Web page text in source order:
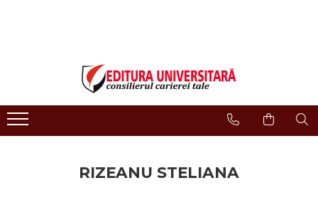
COLECȚII DE CARTE
RELIGIE ȘI FILOSOFIE
ARTE - MULTIMEDIA
SOCIOLOGIE ȘI ȘTIINȚELE
Filologie
Religie și filosofie
Arte și multimedia
Evenimente - Lansări
Regulament Campanii
Promotionale
RIZEANU STELIANA